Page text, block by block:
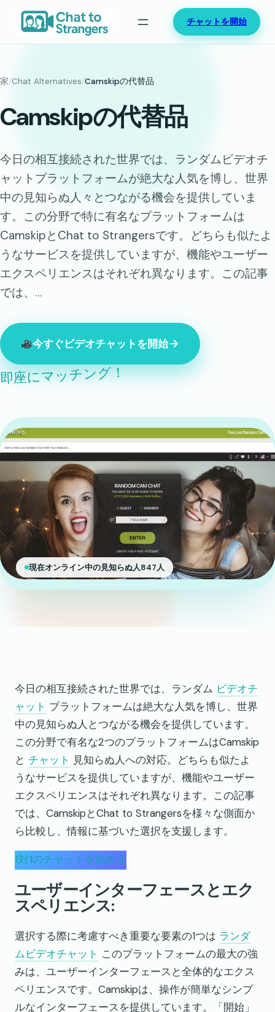
キ
プ
チャットを開始
家/Chat Alternatives/Camskipの代替品
Camskipの代替品
今日の相互接続された世界では、ランダムビデオチ
ャットプラットフォームが絶大な人気を博し、世界
中の見知らぬ人々とつながる機会を提供していま
す。この分野で特に有名なプラットフォームは
CamskipとChat to Strangersです。どちらも似たよ
うなサービスを提供していますが、機能やユーザー
エクスペリエンスはそれぞれ異なります。この記事
では、…
今すぐビデオチャットを開始
即座にマッチング！
現在オンライン中の見知らぬ人847人
今日の相互接続された世界では、ランダム ビデオチ
ャット プラットフォームは絶大な人気を博し、世界
中の見知らぬ人とつながる機会を提供しています。
この分野で有名な2つのプラットフォームはCamskip
と チャット 見知らぬ人への対応。どちらも似たよ
うなサービスを提供していますが、機能やユーザー
エクスペリエンスはそれぞれ異なります。この記事
では、CamskipとChat to Strangersを様々な側面か
ら比較し、情報に基づいた選択を支援します。
1対1のチャットを始める
ユーザーインターフェースとエク
スペリエンス:
選択する際に考慮すべき重要な要素の1つは ランダ
ムビデオチャット このプラットフォームの最大の強
みは、ユーザーインターフェースと全体的なエクス
ペリエンスです。Camskipは、操作が簡単なシンプ
ルなインターフェースを提供しています。「開始」